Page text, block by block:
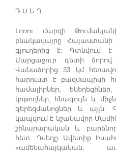
Դ Ս Ե Ղ
Լոռու մարզի
բնակավայրը
գյուղերից է: Գտնվում
Մարցաջուր գետի ձորով
Վանաձորից 33 կմ
հարուստ է բազմապիսի
համալիրներ,
կոթողներ, հնագույն և
գերեզմանոցներ և այլն:
կապվում է նշանավոր
շինարարական և
հետ: Դսեղը Ավետիք
«ամենահայկական,